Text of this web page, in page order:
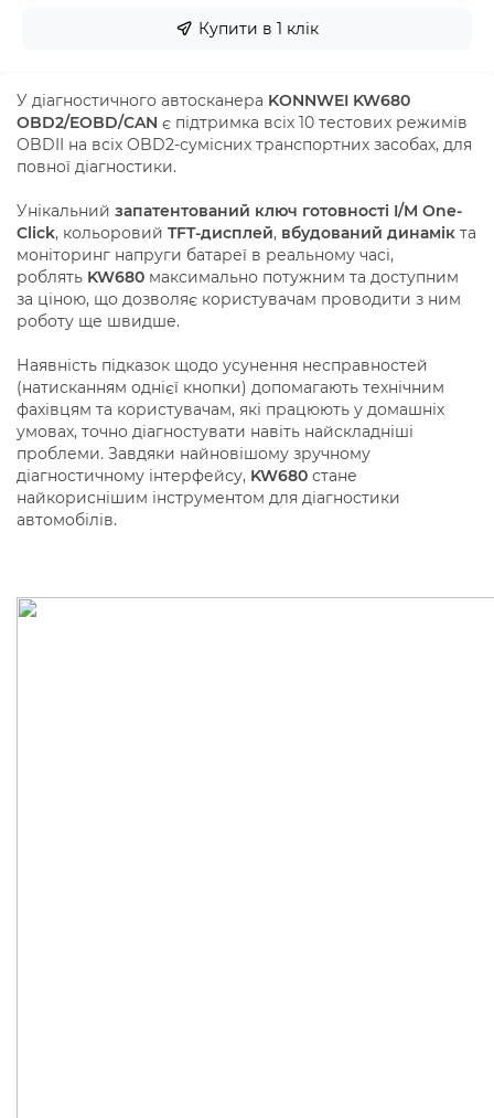
Купити в 1 клік
У діагностичного автосканера KONNWEI KW680
OBD2/EOBD/CAN є підтримка всіх 10 тестових режимів
OBDII на всіх OBD2-сумісних транспортних засобах, для
повної діагностики.
Унікальний запатентований ключ готовності I/M One-
Click, кольоровий TFT-дисплей, вбудований динамік та
моніторинг напруги батареї в реальному часі,
роблять KW680 максимально потужним та доступним
за ціною, що дозволяє користувачам проводити з ним
роботу ще швидше.
Наявність підказок щодо усунення несправностей
(натисканням однієї кнопки) допомагають технічним
фахівцям та користувачам, які працюють у домашніх
умовах, точно діагностувати навіть найскладніші
проблеми. Завдяки найновішому зручному
діагностичному інтерфейсу, KW680 стане
найкориснішим інструментом для діагностики
автомобілів.